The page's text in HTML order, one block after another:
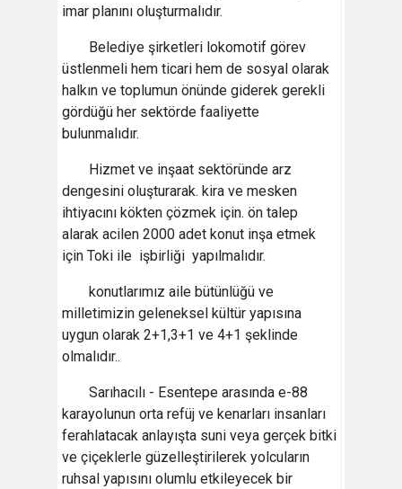
imar planını oluşturmalıdır.
Belediye şirketleri lokomotif görev
üstlenmeli hem ticari hem de sosyal olarak
halkın ve toplumun önünde giderek gerekli
gördüğü her sektörde faaliyette
bulunmalıdır.
Hizmet ve inşaat sektöründe arz
dengesini oluşturarak. kira ve mesken
ihtiyacını kökten çözmek için. ön talep
alarak acilen 2000 adet konut inşa etmek
için Toki ile işbirliği yapılmalıdır.
konutlarımız aile bütünlüğü ve
milletimizin geleneksel kültür yapısına
uygun olarak 2+1,3+1 ve 4+1 şeklinde
olmalıdır..
Sarıhacılı - Esentepe arasında e-88
karayolunun orta refüj ve kenarları insanları
ferahlatacak anlayışta suni veya gerçek bitki
ve çiçeklerle güzelleştirilerek yolcuların
ruhsal yapısını olumlu etkileyecek bir